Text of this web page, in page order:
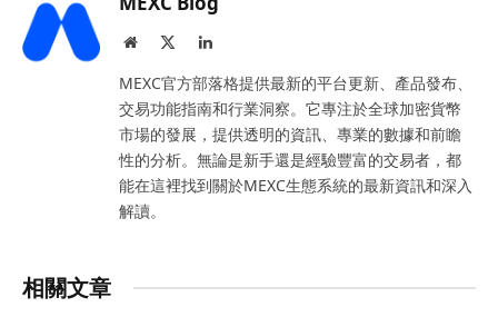
Website LinkedIn
MEXC官方部落格提供最新的平台更新、產品發布、
交易功能指南和行業洞察。它專注於全球加密貨幣
市場的發展，提供透明的資訊、專業的數據和前瞻
性的分析。無論是新手還是經驗豐富的交易者，都
能在這裡找到關於MEXC生態系統的最新資訊和深入
解讀。
相關文章